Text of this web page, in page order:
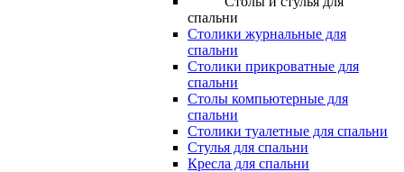
спальни
Столики журнальные для
спальни
Столики прикроватные для
спальни
Столы компьютерные для
спальни
Столики туалетные для спальни
Стулья для спальни
Кресла для спальни